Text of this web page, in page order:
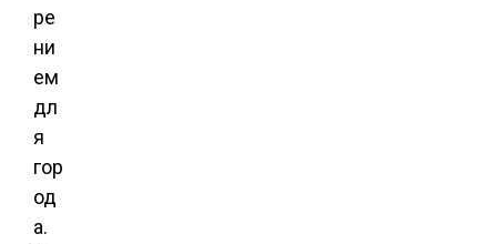
ре
ни
ем
дл
я
гор
од
а.